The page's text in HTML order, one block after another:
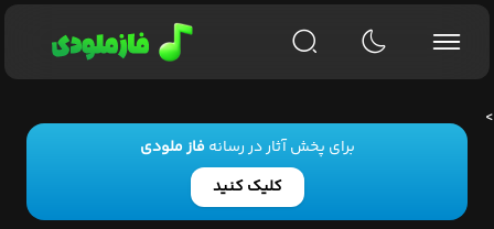
برای پخش آثار در رسانهفاز ملودی
کلیک کنید
>